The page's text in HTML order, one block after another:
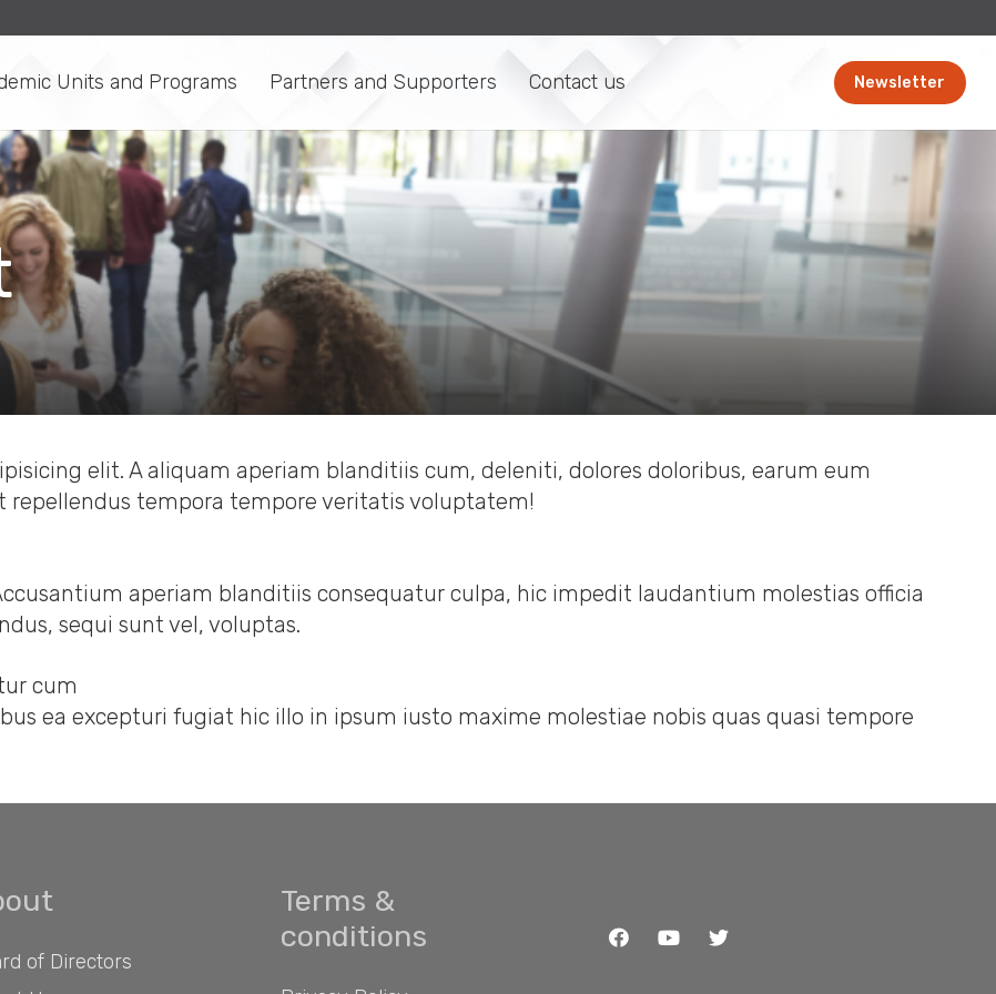
Units and Programs Partners and Supporters Contact us Newsletter
elit. A aliquam aperiam blanditiis cum, deleniti, dolores doloribus, earum eum
tempora tempore veritatis voluptatem!
aperiam blanditiis consequatur culpa, hic impedit laudantium molestias officia
sequi sunt vel, voluptas.
cum
ea excepturi fugiat hic illo in ipsum iusto maxime molestiae nobis quas quasi tempore
of Directors
Terms &
conditions